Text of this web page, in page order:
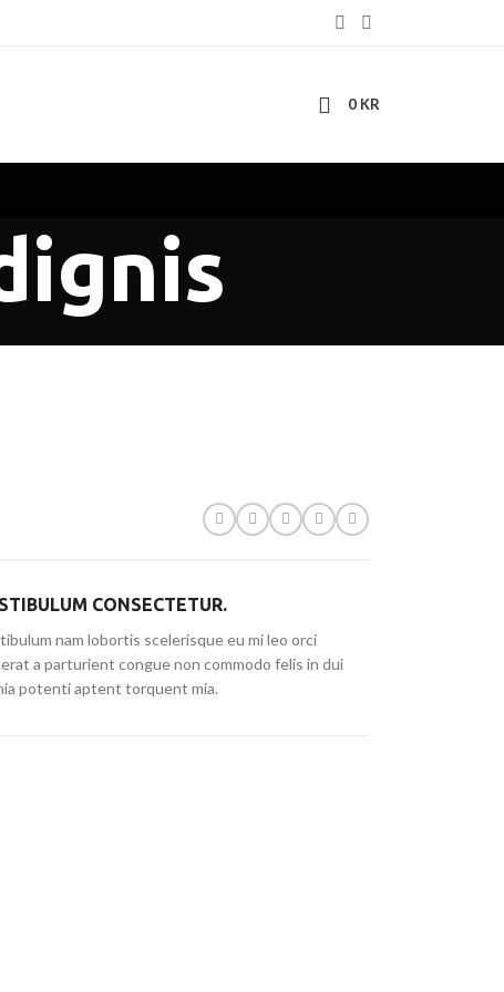
0 KR
CONSECTETUR.
nam lobortis scelerisque eu mi leo orci
a parturient congue non commodo felis in dui
potenti aptent torquent mia.